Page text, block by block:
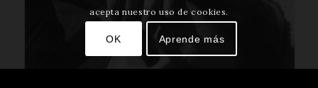
acepta nuestro uso de cookies.
OK Aprende más